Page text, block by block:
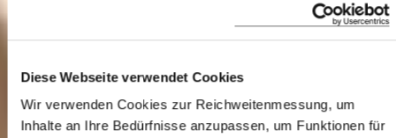
Diese Webseite verwendet Cookies
Wir verwenden Cookies zur Reichweitenmessung, um
Inhalte an Ihre Bedürfnisse anzupassen, um Funktionen für
Luxus
Familienhotel